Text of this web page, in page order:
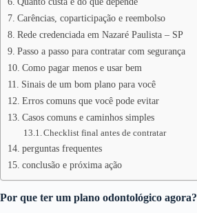
Carências, coparticipação e reembolso
Rede credenciada em Nazaré Paulista – SP
Passo a passo para contratar com segurança
Como pagar menos e usar bem
Sinais de um bom plano para você
Erros comuns que você pode evitar
Casos comuns e caminhos simples
Checklist final antes de contratar
perguntas frequentes
conclusão e próxima ação
Por que ter um plano odontológico agora?